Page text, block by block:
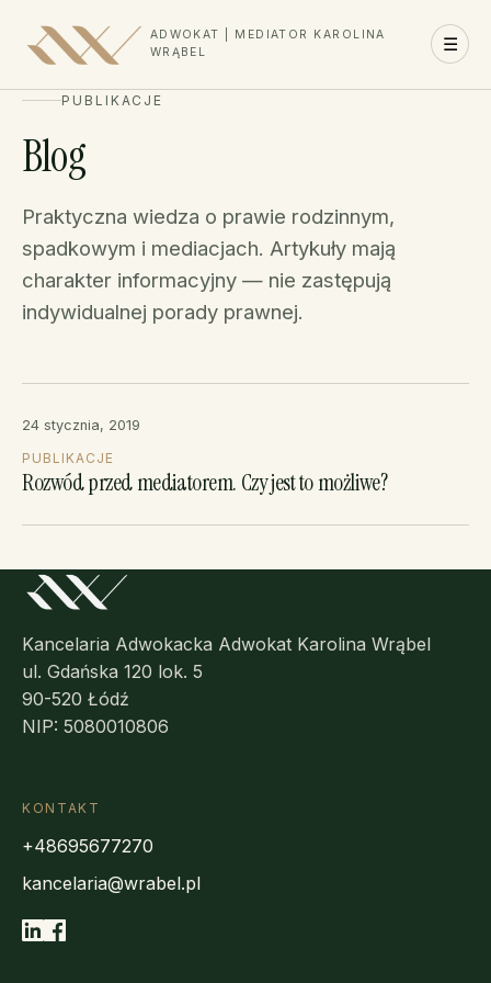
ADWOKAT | MEDIATOR KAROLINA
WRĄBEL
☰
PUBLIKACJE
Blog
Praktyczna wiedza o prawie rodzinnym,
spadkowym i mediacjach. Artykuły mają
charakter informacyjny — nie zastępują
indywidualnej porady prawnej.
24 stycznia, 2019
PUBLIKACJE
Rozwód przed mediatorem. Czy jest to możliwe?
Kancelaria Adwokacka Adwokat Karolina Wrąbel
ul. Gdańska 120 lok. 5
90-520 Łódź
NIP: 5080010806
KONTAKT
+48695677270
kancelaria@wrabel.pl